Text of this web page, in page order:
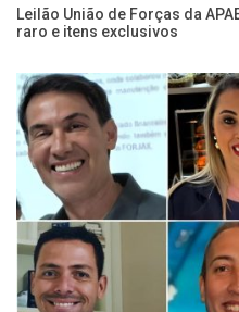
Leilão União de Forças da
raro e itens exclusivos